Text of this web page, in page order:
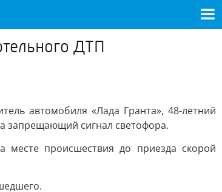
ДТП
автомобиля «Лада Гранта», 48-летний
запрещающий сигнал светофора.
месте происшествия до приезда скорой